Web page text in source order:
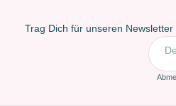
Trag Dich für unseren
E-